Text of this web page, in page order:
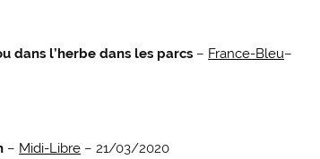
dans l’herbe dans les parcs – France-Bleu–
– Midi-Libre – 21/03/2020